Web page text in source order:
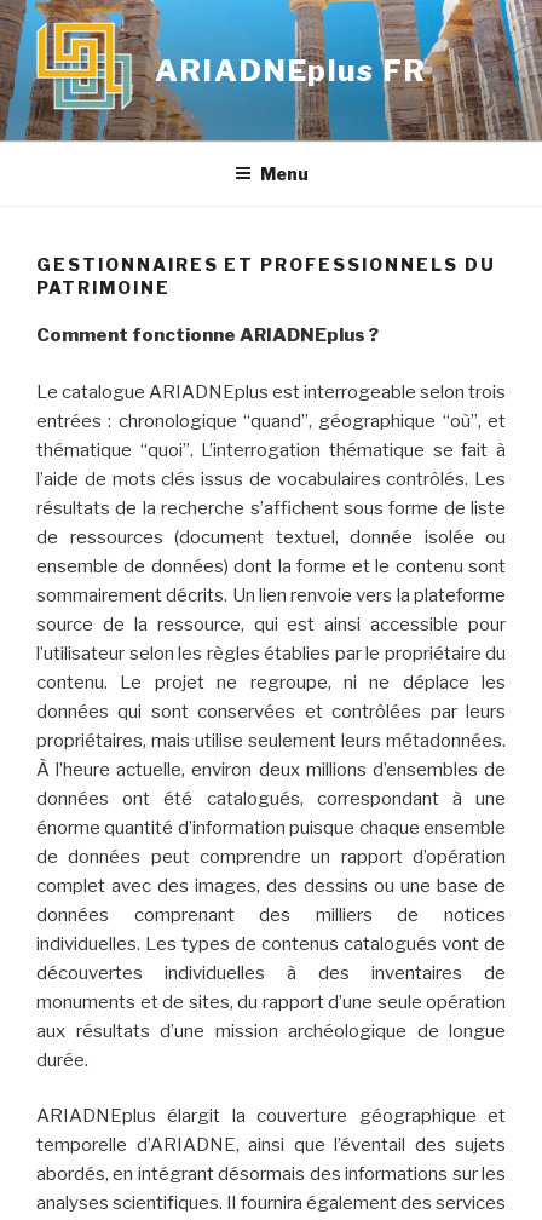
Skip
to
content
ARIADNEplus FR
Menu
GESTIONNAIRES ET PROFESSIONNELS DU
PATRIMOINE
Comment fonctionne ARIADNEplus ?
Le catalogue ARIADNEplus est interrogeable selon trois
entrées : chronologique “quand”, géographique “où”, et
thématique “quoi”. L’interrogation thématique se fait à
l’aide de mots clés issus de vocabulaires contrôlés. Les
résultats de la recherche s’affichent sous forme de liste
de ressources (document textuel, donnée isolée ou
ensemble de données) dont la forme et le contenu sont
sommairement décrits. Un lien renvoie vers la plateforme
source de la ressource, qui est ainsi accessible pour
l’utilisateur selon les règles établies par le propriétaire du
contenu. Le projet ne regroupe, ni ne déplace les
données qui sont conservées et contrôlées par leurs
propriétaires, mais utilise seulement leurs métadonnées.
À l’heure actuelle, environ deux millions d’ensembles de
données ont été catalogués, correspondant à une
énorme quantité d’information puisque chaque ensemble
de données peut comprendre un rapport d’opération
complet avec des images, des dessins ou une base de
données comprenant des milliers de notices
individuelles. Les types de contenus catalogués vont de
découvertes individuelles à des inventaires de
monuments et de sites, du rapport d’une seule opération
aux résultats d’une mission archéologique de longue
durée.
ARIADNEplus élargit la couverture géographique et
temporelle d’ARIADNE, ainsi que l’éventail des sujets
abordés, en intégrant désormais des informations sur les
analyses scientifiques. Il fournira également des services